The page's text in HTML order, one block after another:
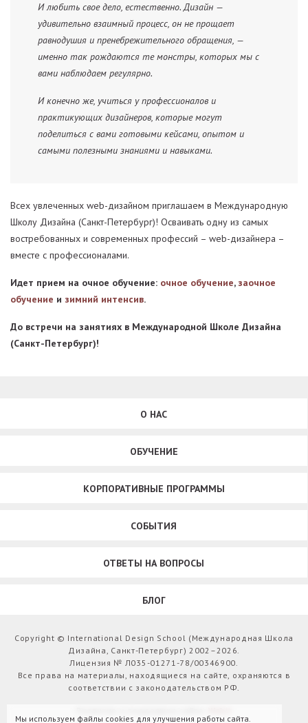
И любить свое дело, естественно. Дизайн —
удивительно взаимный процесс, он не прощает
равнодушия и пренебрежительного обращения, —
именно так рождаются те монстры, которых мы с
вами наблюдаем регулярно.
И конечно же, учиться у профессионалов и
практикующих дизайнеров, которые могут
поделиться с вами готовыми кейсами, опытом и
самыми полезными знаниями и навыками.
Всех увлеченных web-дизайном приглашаем в Международную
Школу Дизайна (Санкт-Петербург)! Осваивать одну из самых
востребованных и современных профессий – web-дизайнера –
вместе с профессионалами.
Идет прием на очное обучение: очное обучение, заочное
обучение и зимний интенсив.
До встречи на занятиях в Международной Школе Дизайна
(Санкт-Петербург)!
О НАС
ОБУЧЕНИЕ
КОРПОРАТИВНЫЕ ПРОГРАММЫ
СОБЫТИЯ
ОТВЕТЫ НА ВОПРОСЫ
БЛОГ
Copyright © International Design School (Международная Школа
Дизайна, Санкт-Петербург) 2002–2026.
Лицензия № Л035-01271-78/00346900.
Все права на материалы, находящиеся на сайте, охраняются в
соответствии с законодательством РФ.
Мы используем файлы cookies для улучшения работы сайта.